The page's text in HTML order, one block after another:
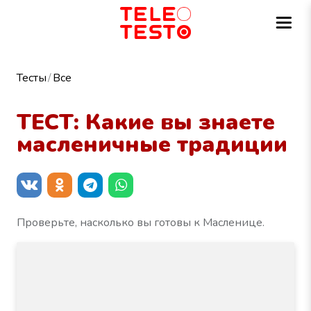
Тесты Все
ТЕСТ: Какие вы знаете
масленичные традиции
Проверьте, насколько вы готовы к Масленице.